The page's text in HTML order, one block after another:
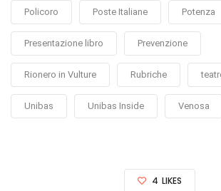
Policoro Poste Italiane Potenza
Presentazione libro Prevenzione
Rionero in Vulture Rubriche
Unibas Unibas Inside Venosa
4 LIKES